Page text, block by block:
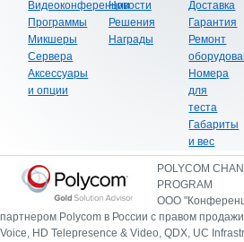
Видеоконференции
Программы
Микшеры
Сервера
Аксессуары
и опции
Новости
Решения
Награды
Доставка
Гарантия
Ремонт
Номера
для
теста
Габариты
и вес
POLYCOM
PROGRAM
ООО
партнером Polycom в России с правом
Voice, HD Telepresence & Video, QDX, UC